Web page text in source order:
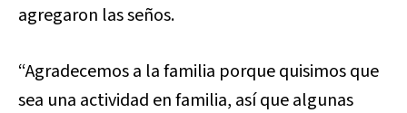
agregaron las seños.
“Agradecemos a la familia porque quisimos que
sea una actividad en familia, así que algunas